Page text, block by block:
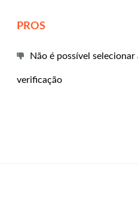
PROS
Não é possível
verificação